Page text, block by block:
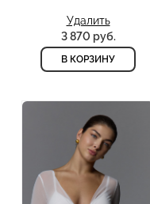
Удалить
3 870 руб.
В КОРЗИНУ